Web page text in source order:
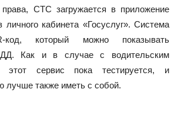
СТС загружается в приложение
личного кабинета «Госуслуг». Система
код, который можно показывать
Как и в случае с водительским
этот сервис пока тестируется, и
лучше также иметь с собой.